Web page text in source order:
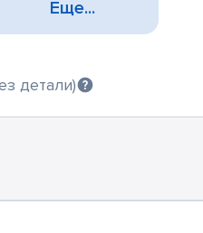
Еще...
детали)